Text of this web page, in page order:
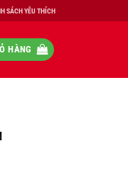
SÁCH YÊU THÍCH
HÀNG